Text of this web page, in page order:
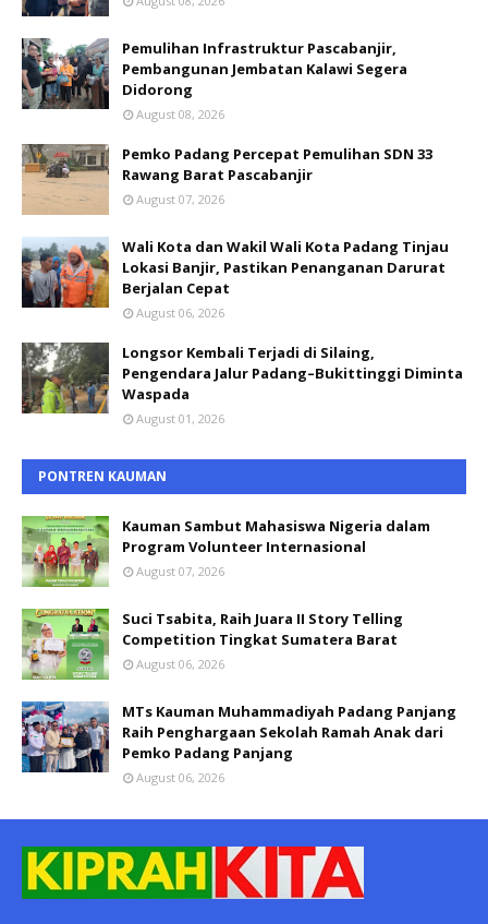
Pemulihan Infrastruktur Pascabanjir,
Pembangunan Jembatan Kalawi Segera
Didorong
August 08, 2026
Pemko Padang Percepat Pemulihan SDN 33
Rawang Barat Pascabanjir
August 07, 2026
Wali Kota dan Wakil Wali Kota Padang Tinjau
Lokasi Banjir, Pastikan Penanganan Darurat
Berjalan Cepat
August 06, 2026
Longsor Kembali Terjadi di Silaing,
Pengendara Jalur Padang–Bukittinggi Diminta
Waspada
August 01, 2026
PONTREN KAUMAN
Kauman Sambut Mahasiswa Nigeria dalam
Program Volunteer Internasional
August 07, 2026
Suci Tsabita, Raih Juara II Story Telling
Competition Tingkat Sumatera Barat
August 06, 2026
MTs Kauman Muhammadiyah Padang Panjang
Raih Penghargaan Sekolah Ramah Anak dari
Pemko Padang Panjang
August 06, 2026